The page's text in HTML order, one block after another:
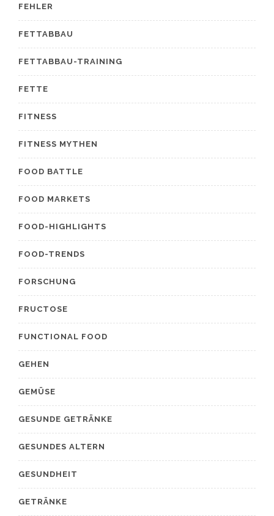
FEHLER
FETTABBAU
FETTABBAU-TRAINING
FETTE
FITNESS
FITNESS MYTHEN
FOOD BATTLE
FOOD MARKETS
FOOD-HIGHLIGHTS
FOOD-TRENDS
FORSCHUNG
FRUCTOSE
FUNCTIONAL FOOD
GEHEN
GEMÜSE
GESUNDE GETRÄNKE
GESUNDES ALTERN
GESUNDHEIT
GETRÄNKE